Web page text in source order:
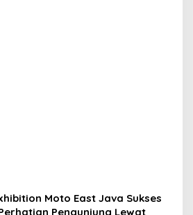
Moto East Java Sukses
Pengunjung Lewat